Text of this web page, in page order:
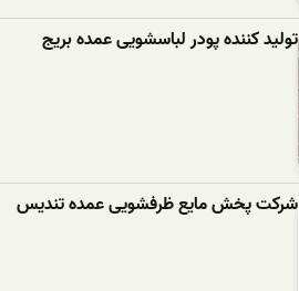
تولید کننده پودر لباسشویی عمده بریج
شرکت پخش مایع ظرفشویی عمده تندیس